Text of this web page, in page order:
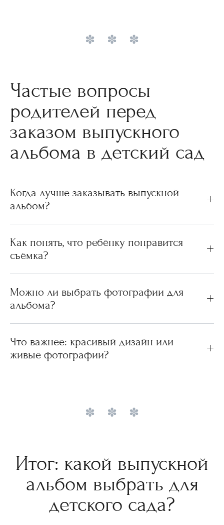
Частые вопросы
родителей перед
заказом выпускного
альбома в детский сад
Когда лучше заказывать выпускной
альбом?
Как понять, что ребёнку понравится
съёмка?
Можно ли выбрать фотографии для
альбома?
Что важнее: красивый дизайн или
живые фотографии?
Итог: какой выпускной
альбом выбрать для
детского сада?